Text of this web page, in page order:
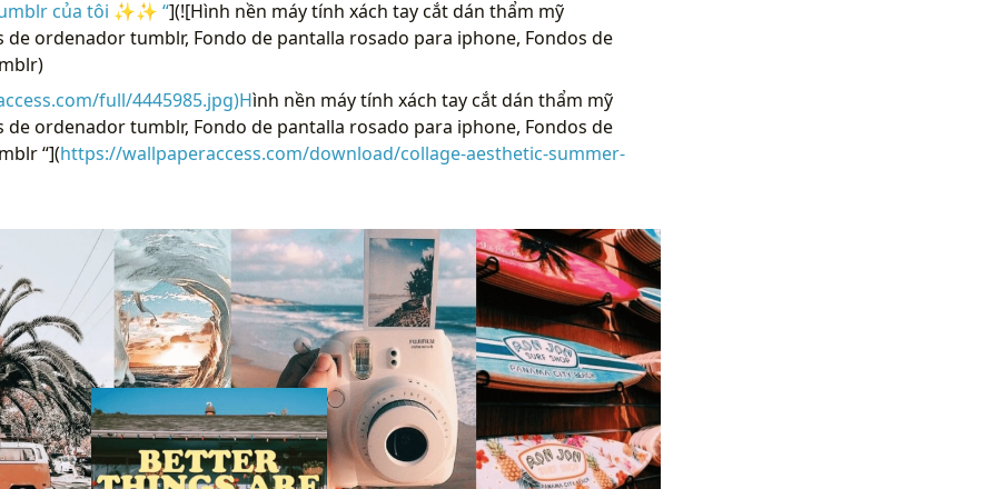
của tôi ✨✨ “](![Hình nền máy tính xách tay cắt dán thẩm mỹ
de ordenador tumblr, Fondo de pantalla rosado para iphone, Fondos de
full/4445985.jpg)Hình nền máy tính xách tay cắt dán thẩm mỹ
de ordenador tumblr, Fondo de pantalla rosado para iphone, Fondos de
“](https://wallpaperaccess.com/download/collage-aesthetic-summer-